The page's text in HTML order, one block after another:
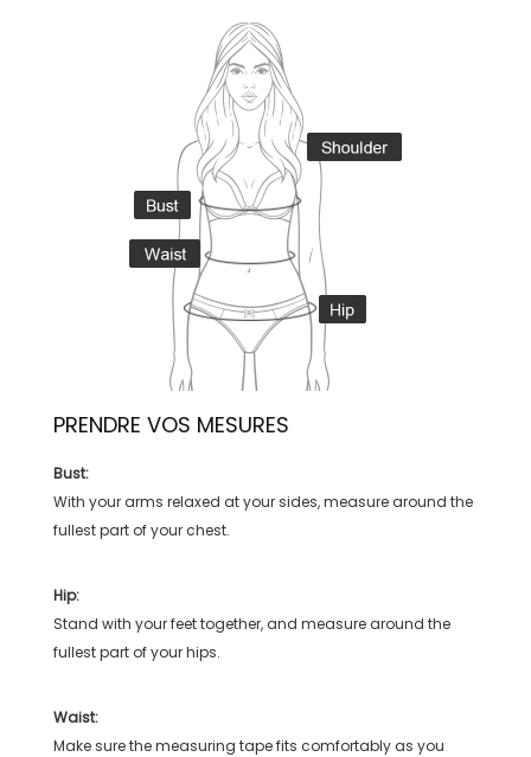
PRENDRE VOS MESURES
Bust:
With your arms relaxed at your sides, measure around the
fullest part of your chest.
Hip:
Stand with your feet together, and measure around the
fullest part of your hips.
Waist:
Make sure the measuring tape fits comfortably as you